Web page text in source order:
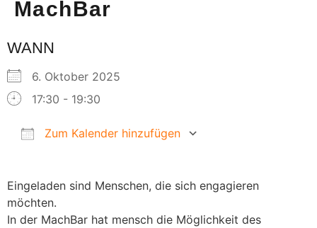
MachBar
WANN
6. Oktober 2025
17:30 - 19:30
Zum Kalender hinzufügen
Eingeladen sind Menschen, die sich engagieren
möchten.
In der MachBar hat mensch die Möglichkeit des